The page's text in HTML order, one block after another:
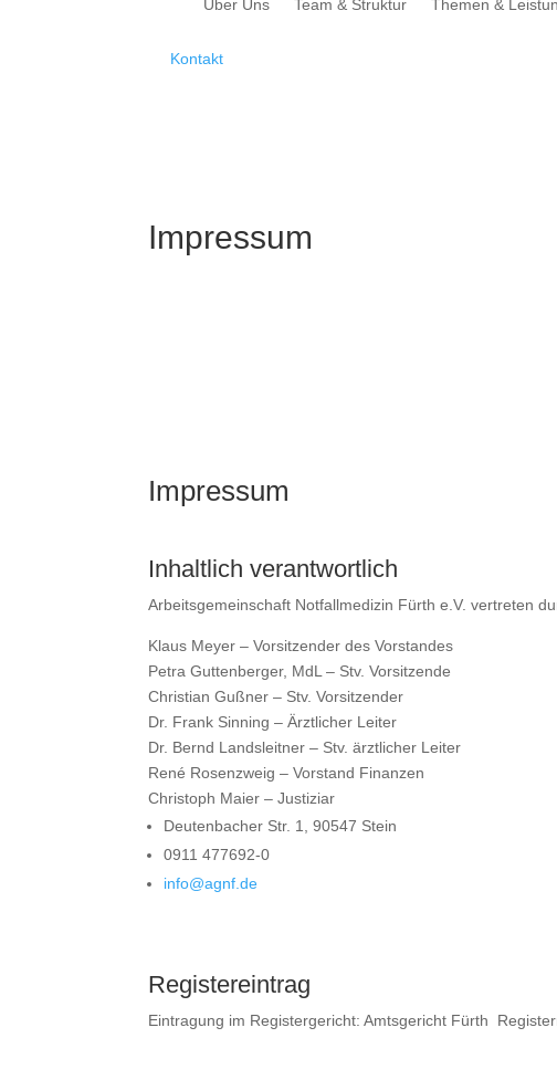
Über Uns Team & Struktur Themen &
Kontakt
Impressum
Impressum
Inhaltlich verantwortlich
Arbeitsgemeinschaft Notfallmedizin Fürth e.V. vertreten
Klaus Meyer – Vorsitzender des Vorstandes
Petra Guttenberger, MdL – Stv. Vorsitzende
Christian Gußner – Stv. Vorsitzender
Dr. Frank Sinning – Ärztlicher Leiter
Dr. Bernd Landsleitner – Stv. ärztlicher Leiter
René Rosenzweig – Vorstand Finanzen
Christoph Maier – Justiziar
Deutenbacher Str. 1, 90547 Stein
0911 477692-0
info@agnf.de
Registereintrag
Eintragung im Registergericht: Amtsgericht Fürth